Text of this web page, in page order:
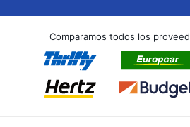
Comparamos todos los